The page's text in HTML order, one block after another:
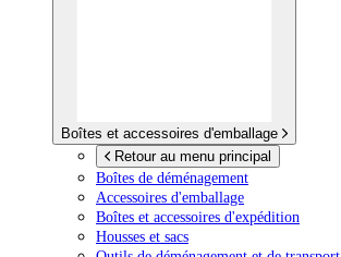
Boîtes et accessoires d'emballage
Retour au menu principal
Boîtes de déménagement
Accessoires d'emballage
Boîtes et accessoires d'expédition
Housses et sacs